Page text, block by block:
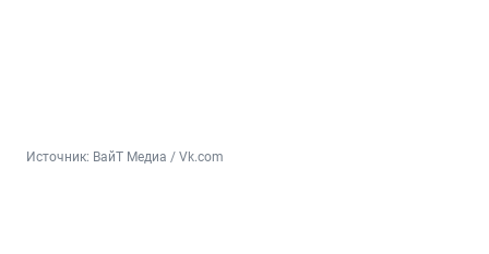
Источник: ВайТ Медиа / Vk.com